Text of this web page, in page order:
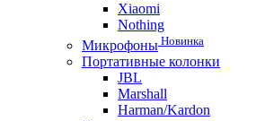
Xiaomi
Nothing
Микрофоны Новинка
Портативные колонки
JBL
Marshall
Harman/Kardon